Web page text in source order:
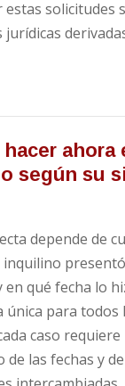
solicitudes
jurídicas
ahora
según su
depende de
qué fecha lo
única para todos
caso requiere
de las fechas y